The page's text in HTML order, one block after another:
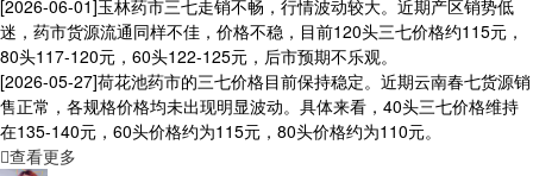
[2026-06-01]玉林药市三七走销不畅，行情波动较大。近期产区销势低
迷，药市货源流通同样不佳，价格不稳，目前120头三七价格约115元，
80头117-120元，60头122-125元，后市预期不乐观。
[2026-05-27]荷花池药市的三七价格目前保持稳定。近期云南春七货源销
售正常，各规格价格均未出现明显波动。具体来看，40头三七价格维持
在135-140元，60头价格约为115元，80头价格约为110元。
查看更多